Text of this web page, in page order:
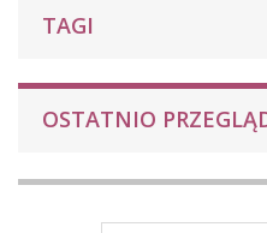
TAGI
OSTATNIO